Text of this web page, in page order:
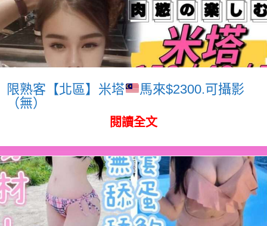
限熟客【北區】米塔
馬來$2300.可攝影
（無）
閱讀全文